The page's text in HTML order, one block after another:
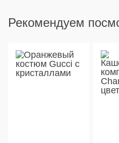
Рекомендуем